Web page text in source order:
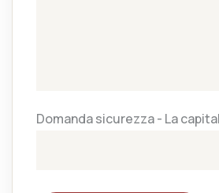
Domanda sicurezza - La